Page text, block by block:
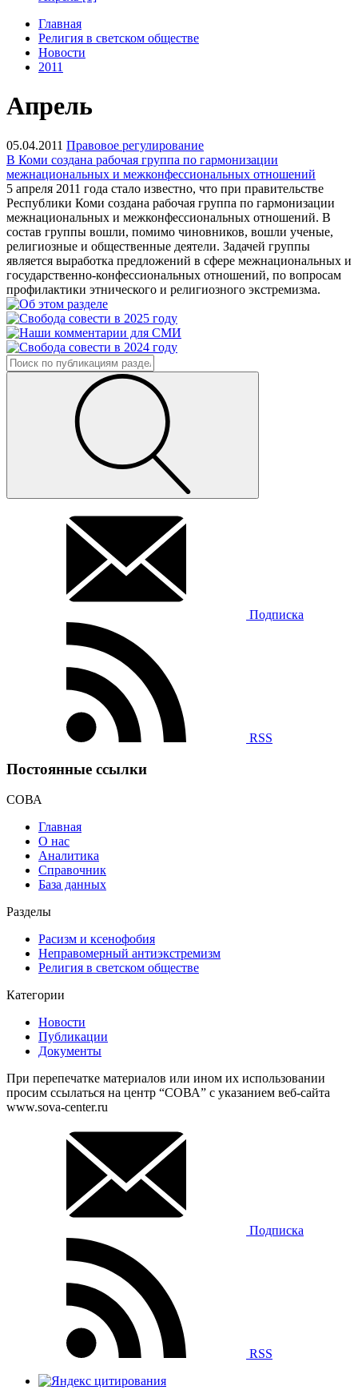
Главная
Религия в светском обществе
Новости
2011
Апрель
05.04.2011 Правовое регулирование
В Коми создана рабочая группа по гармонизации
межнациональных и межконфессиональных отношений
5 апреля 2011 года стало известно, что при правительстве
Республики Коми создана рабочая группа по гармонизации
межнациональных и межконфессиональных отношений. В
состав группы вошли, помимо чиновников, вошли ученые,
религиозные и общественные деятели. Задачей группы
является выработка предложений в сфере межнациональных и
государственно-конфессиональных отношений, по вопросам
профилактики этнического и религиозного экстремизма.
Подписка
RSS
Постоянные ссылки
СОВА
Главная
О нас
Аналитика
Справочник
База данных
Разделы
Расизм и ксенофобия
Неправомерный антиэкстремизм
Религия в светском обществе
Категории
Новости
Публикации
Документы
При перепечатке материалов или ином их использовании
просим ссылаться на центр “СОВА” с указанием веб-сайта
www.sova-center.ru
Подписка
RSS